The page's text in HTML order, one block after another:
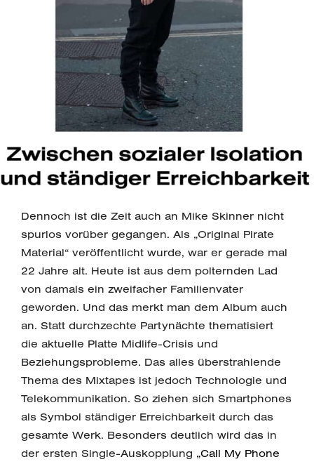
Dennoch ist die Zeit auch an Mike Skinner nicht
spurlos vorüber gegangen. Als „Original Pirate
Material“ veröffentlicht wurde, war er gerade mal
22 Jahre alt. Heute ist aus dem polternden Lad
von damals ein zweifacher Familienvater
geworden. Und das merkt man dem Album auch
an. Statt durchzechte Partynächte thematisiert
die aktuelle Platte Midlife-Crisis und
Beziehungsprobleme. Das alles überstrahlende
Thema des Mixtapes ist jedoch Technologie und
Telekommunikation. So ziehen sich Smartphones
als Symbol ständiger Erreichbarkeit durch das
gesamte Werk. Besonders deutlich wird das in
der ersten Single-Auskopplung „Call My Phone